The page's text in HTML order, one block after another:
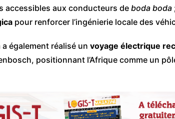
accessibles aux conducteurs de boda boda
pour renforcer l’ingénierie locale des
a également réalisé un voyage électrique
positionnant l’Afrique comme un